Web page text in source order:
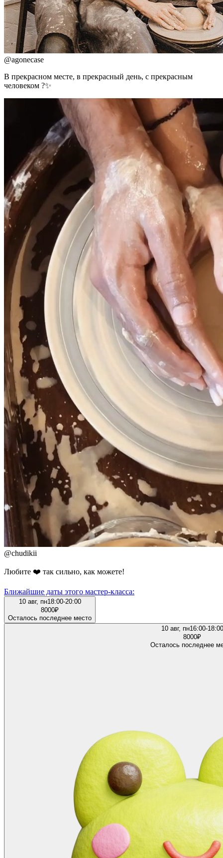
@agonecase
В прекрасном месте, в прекрасный день, с прекрасным
человеком ?✨
@chudikii
Любите ❤️ так сильно, как можете!
Ближайшие даты этого мастер‑класса:
10 авг, пн18:00-20:00
8000₽
Осталось последнее место
10 авг, пн16:00-18:00
8000₽
Осталось последнее